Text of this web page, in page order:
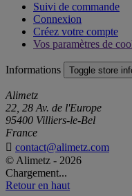
Suivi de commande
Connexion
Créez votre compte
Vos paramètres de
Informations Toggle store
Alimetz
22, 28 Av. de l'Europe
95400 Villiers-le-Bel
France
 contact@alimetz.com
© Alimetz - 2026
Chargement...
Retour en haut